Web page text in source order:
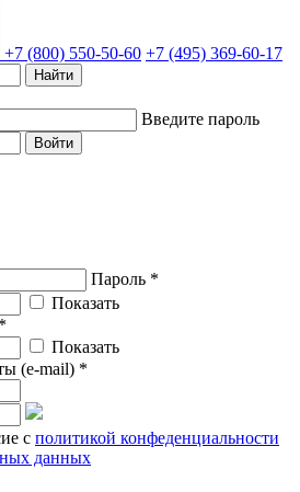
+7 (800) 550-50-60 +7 (495) 369-60-17
Найти
Введите пароль
Войти
Пароль *
Показать
Показать
(e-mail) *
с политикой конфеденциальности
данных